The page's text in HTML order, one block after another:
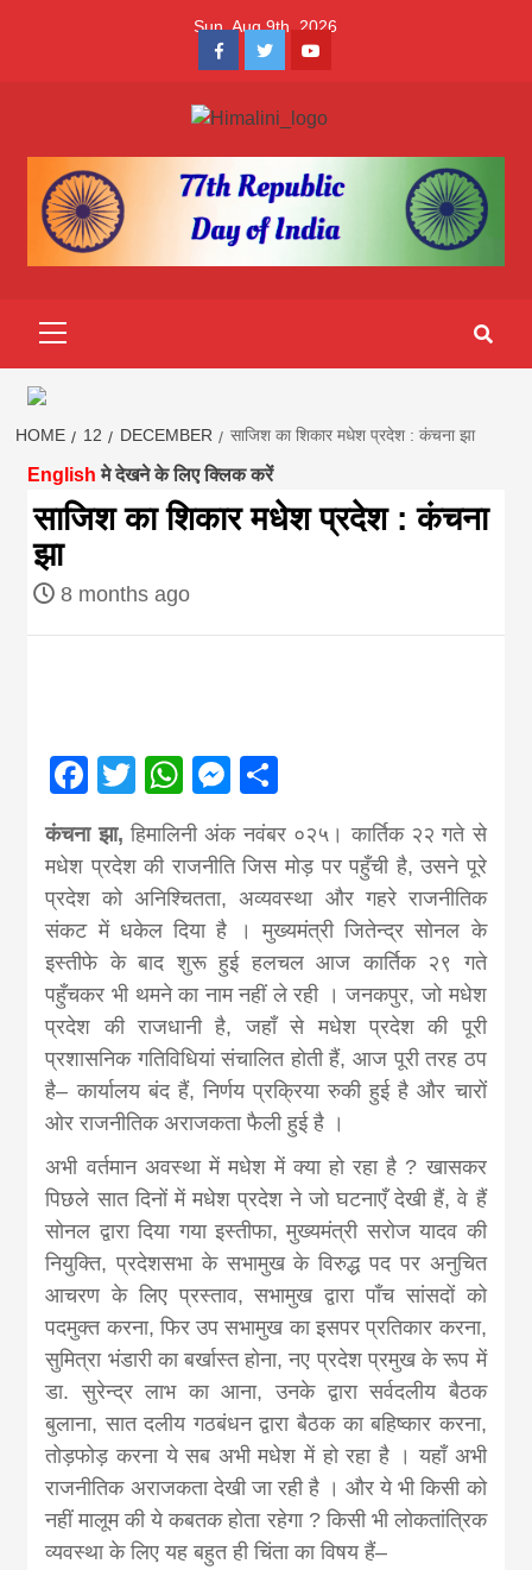
Sun. Aug 9th, 2026
FacebookTwitterYoutube
Himalini.com-
hindi
first hindi
magazine of
Nepal brings
from
news,
khabar
IN HINDI FROM NEPAL, BANK LOAN NEWS
HOME 12 DECEMBER साजिश का शिकार मधेश प्रदेश : कंचना झा
English मे देखने के लिए क्लिक करें
साजिश का शिकार मधेश प्रदेश : कंचना
झा
8 months ago
Facebook
TwitterWhatsApp
Messenger
कंचना झा, हिमालिनी अंक नवंबर ०२५। कार्तिक २२ गते से
मधेश प्रदेश की राजनीति जिस मोड़ पर पहुँची है, उसने पूरे
प्रदेश को अनिश्चितता, अव्यवस्था और गहरे राजनीतिक
संकट में धकेल दिया है । मुख्यमंत्री जितेन्द्र सोनल के
इस्तीफे के बाद शुरू हुई हलचल आज कार्तिक २९ गते
पहुँचकर भी थमने का नाम नहीं ले रही । जनकपुर, जो मधेश
प्रदेश की राजधानी है, जहाँ से मधेश प्रदेश की पूरी
प्रशासनिक गतिविधियां संचालित होती हैं, आज पूरी तरह ठप
है– कार्यालय बंद हैं, निर्णय प्रक्रिया रुकी हुई है और चारों
ओर राजनीतिक अराजकता फैली हुई है ।
अभी वर्तमान अवस्था में मधेश में क्या हो रहा है ? खासकर
पिछले सात दिनों में मधेश प्रदेश ने जो घटनाएँ देखी हैं, वे हैं
सोनल द्वारा दिया गया इस्तीफा, मुख्यमंत्री सरोज यादव की
नियुक्ति, प्रदेशसभा के सभामुख के विरुद्ध पद पर अनुचित
आचरण के लिए प्रस्ताव, सभामुख द्वारा पाँच सांसदों को
पदमुक्त करना, फिर उप सभामुख का इसपर प्रतिकार करना,
सुमित्रा भंडारी का बर्खास्त होना, नए प्रदेश प्रमुख के रूप में
डा. सुरेन्द्र लाभ का आना, उनके द्वारा सर्वदलीय बैठक
बुलाना, सात दलीय गठबंधन द्वारा बैठक का बहिष्कार करना,
तोड़फोड़ करना ये सब अभी मधेश में हो रहा है । यहाँ अभी
राजनीतिक अराजकता देखी जा रही है । और ये भी किसी को
नहीं मालूम की ये कबतक होता रहेगा ? किसी भी लोकतांत्रिक
व्यवस्था के लिए यह बहुत ही चिंता का विषय हैं–